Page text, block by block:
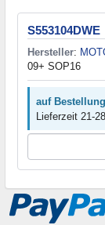
S553104DWE
Hersteller:
09+ SOP16
auf
Lieferzeit 21-